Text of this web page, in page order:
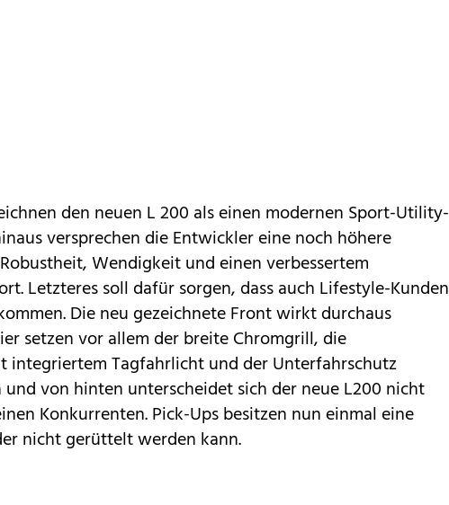
den neuen L 200 als einen modernen Sport-Utility-
versprechen die Entwickler eine noch höhere
Wendigkeit und einen verbessertem
Letzteres soll dafür sorgen, dass auch Lifestyle-Kunden
Die neu gezeichnete Front wirkt durchaus
setzen vor allem der breite Chromgrill, die
integriertem Tagfahrlicht und der Unterfahrschutz
und von hinten unterscheidet sich der neue L200 nicht
Konkurrenten. Pick-Ups besitzen nun einmal eine
nicht gerüttelt werden kann.